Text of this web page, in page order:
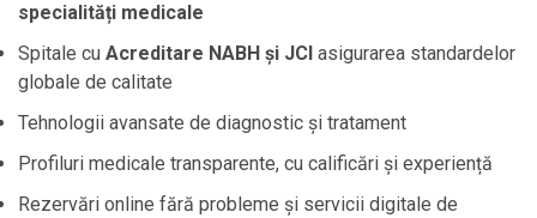
specialități medicale
Spitale cu Acreditare NABH și JCI asigurarea standardelor
globale de calitate
Tehnologii avansate de diagnostic și tratament
Profiluri medicale transparente, cu calificări și experiență
Rezervări online fără probleme și servicii digitale de